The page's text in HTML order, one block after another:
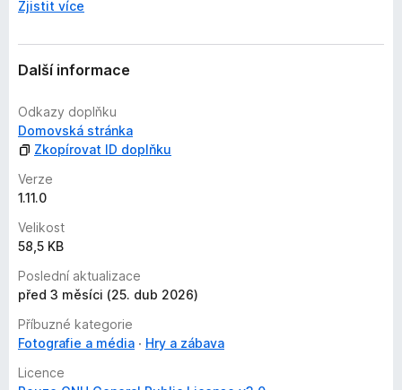
Zjistit více
Další informace
Odkazy doplňku
Domovská stránka
Zkopírovat ID doplňku
Verze
1.11.0
Velikost
58,5 KB
Poslední aktualizace
před 3 měsíci (25. dub 2026)
Příbuzné kategorie
Fotografie a média
Hry a zábava
Licence